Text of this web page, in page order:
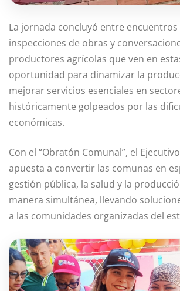
La jornada concluyó entre encuentros
inspecciones de obras y
productores agrícolas que ven en
oportunidad para dinamizar la
mejorar servicios esenciales en
históricamente golpeados por las
económicas.
Con el “Obratón Comunal”, el
apuesta a convertir las comunas en
gestión pública, la salud y la
manera simultánea, llevando
a las comunidades organizadas del